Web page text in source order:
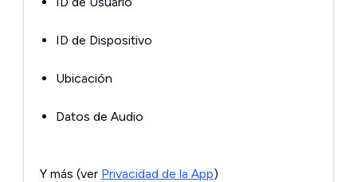
ID de Dispositivo
Ubicación
Datos de Audio
Y más (ver Privacidad de la App)